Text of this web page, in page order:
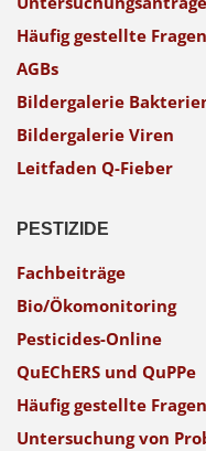
Häufig gestellte Fragen
AGBs
Bildergalerie
Bildergalerie Viren
Leitfaden Q-Fieber
PESTIZIDE
Fachbeiträge
Bio/Ökomonitoring
Pesticides-Online
QuEChERS und QuPPe
Häufig gestellte Fragen
Untersuchung von